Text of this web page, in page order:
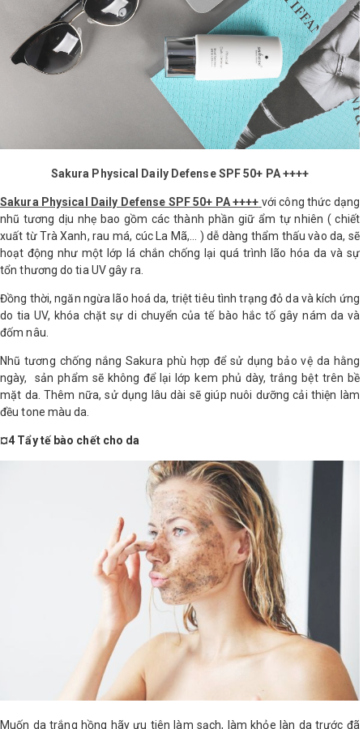
Sakura Physical Daily Defense SPF 50+ PA ++++
Sakura Physical Daily Defense SPF 50+ PA ++++ với công thức dạng
nhũ tương dịu nhẹ bao gồm các thành phần giữ ẩm tự nhiên ( chiết
xuất từ Trà Xanh, rau má, cúc La Mã,… ) dễ dàng thẩm thấu vào da, sẽ
hoạt động như một lớp lá chắn chống lại quá trình lão hóa da và sự
tổn thương do tia UV gây ra.
Đồng thời, ngăn ngừa lão hoá da, triệt tiêu tình trạng đỏ da và kích ứng
do tia UV, khóa chặt sự di chuyển của tế bào hắc tố gây nám da và
đốm nâu.
Nhũ tương chống nắng Sakura phù hợp để sử dụng bảo vệ da hằng
ngày, sản phẩm sẽ không để lại lớp kem phủ dày, trắng bệt trên bề
mặt da. Thêm nữa, sử dụng lâu dài sẽ giúp nuôi dưỡng cải thiện làm
đều tone màu da.
¤4 Tẩy tế bào chết cho da
Muốn da trắng hồng hãy ưu tiên làm sạch, làm khỏe làn da trước đã